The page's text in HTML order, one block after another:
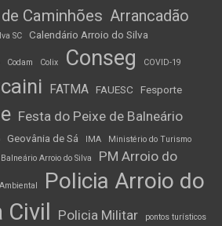
Caminhões Arrancadão
SC Calendário Arroio do Silva
Codam Colix Conseg COVID-19
FATMA FAUESC Fesporte
Festa do Peixe de Balneário
Geovânia de Sá IMA
Ministério do Turismo
Arroio do Silva
PM Arroio do
Policia Arroio do
Civil Policia Militar
pontos turísticos